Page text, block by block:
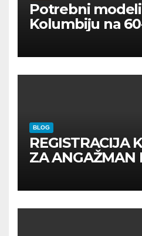
Potrebni
Kolumbiju na
BLOG
REGISTRACIJA
ZA ANGAŽMAN